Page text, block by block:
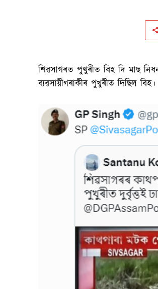
শিৱসাগৰত পুখুৰীত বিহ দি মাছ
ব্যৱসায়ীগৰাকীৰ পুখুৰীত দিছিল বিহ।